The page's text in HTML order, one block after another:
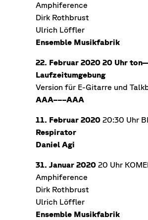
Amphiference
Dirk Rothbrust
Ulrich Löffler
Ensemble Musikfabrik
22. Februar 2020 20 Uhr
Laufzeitumgebung
Version für E-Gitarre und
AAA–––AAA
11. Februar 2020 20:30 Uhr
Respirator
Daniel Agi
31. Januar 2020 20 Uhr
Amphiference
Dirk Rothbrust
Ulrich Löffler
Ensemble Musikfabrik